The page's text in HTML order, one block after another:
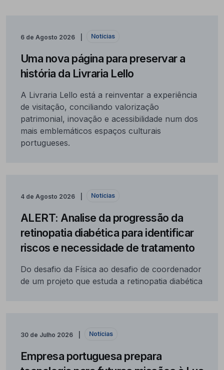
6 de Agosto 2026 Notícias
Uma nova página para preservar a
história da Livraria Lello
A Livraria Lello está a reinventar a experiência
de visitação, conciliando valorização
patrimonial, inovação e acessibilidade num dos
mais emblemáticos espaços culturais
portugueses.
4 de Agosto 2026 Notícias
ALERT: Analise da progressão da
retinopatia diabética para identificar
riscos e necessidade de tratamento
Do desafio da Física ao desafio de coordenador
de um projeto que estuda a retinopatia diabética
30 de Julho 2026 Notícias
Empresa portuguesa prepara